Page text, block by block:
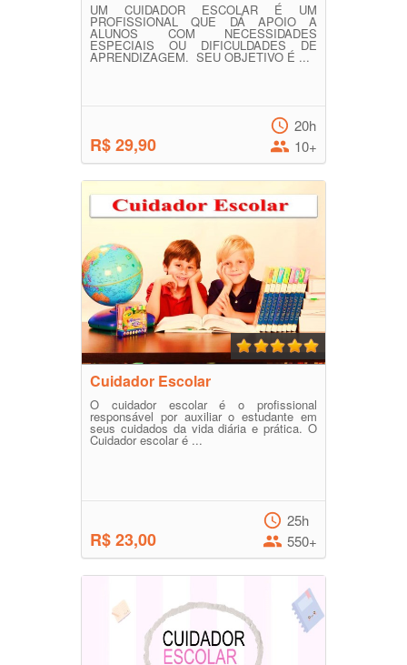
UM CUIDADOR ESCOLAR É UM
PROFISSIONAL QUE DÁ APOIO A
ALUNOS COM NECESSIDADES
ESPECIAIS OU DIFICULDADES DE
APRENDIZAGEM. SEU OBJETIVO É ...
R$ 29,90
20h
10+
Cuidador Escolar
O cuidador escolar é o profissional
responsável por auxiliar o estudante em
seus cuidados da vida diária e prática. O
Cuidador escolar é ...
R$ 23,00
25h
550+